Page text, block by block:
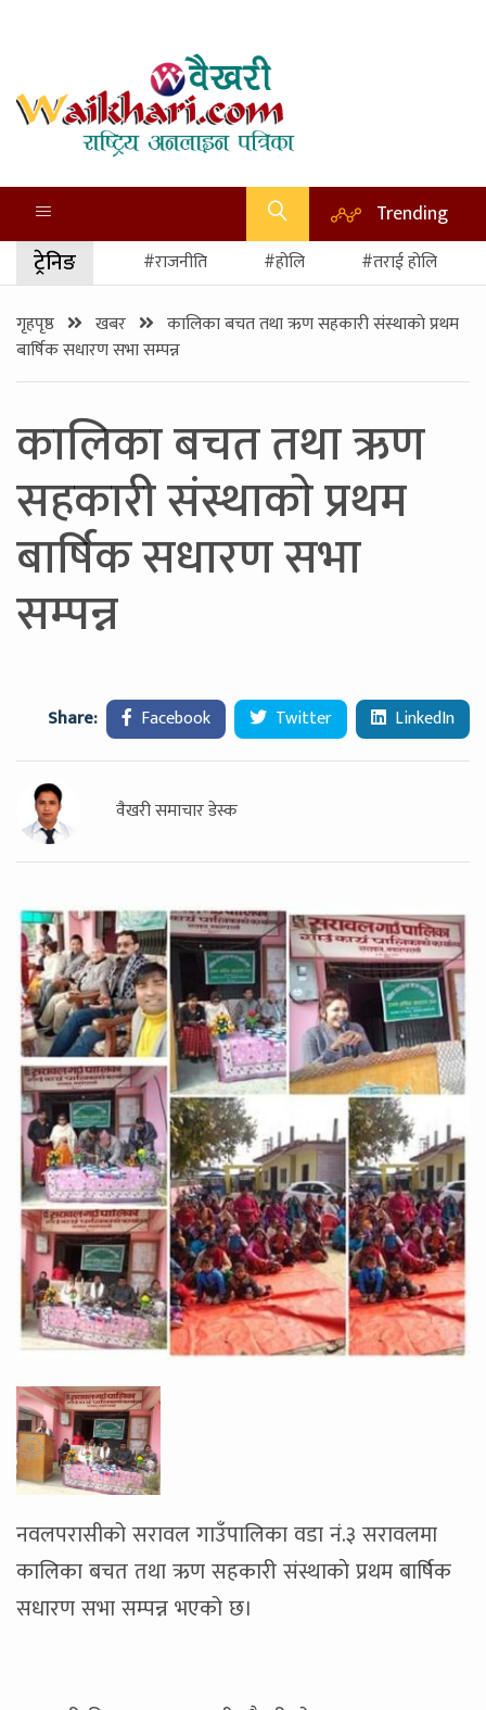
Trending
ट्रेनिङ #राजनीति #होलि #तराई होलि
गृहपृष्ठ खबर
कालिका बचत तथा ऋण सहकारी संस्थाकाे प्रथम
बार्षिक सधारण सभा सम्पन्न
कालिका बचत तथा ऋण
सहकारी संस्थाकाे प्रथम
बार्षिक सधारण सभा
सम्पन्न
Share: Facebook Twitter LinkedIn
वैखरी समाचार डेस्क
नवलपरासीको सरावल गाउँपालिका वडा नं.३ सरावलमा
कालिका बचत तथा ऋण सहकारी संस्थाकाे प्रथम बार्षिक
सधारण सभा सम्पन्न भएको छ।